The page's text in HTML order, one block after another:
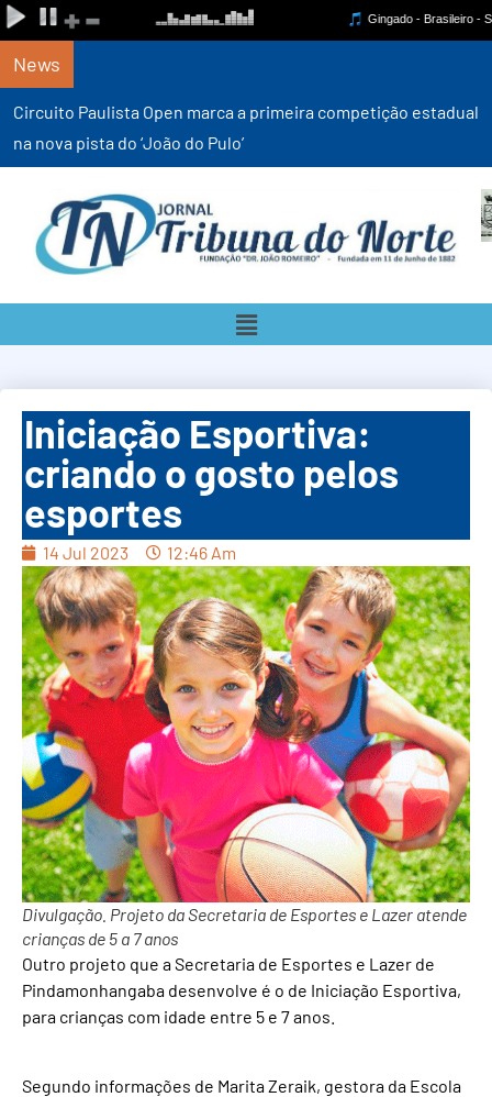
News
Circuito Paulista Open marca a primeira competição estadual
na nova pista do ‘João do Pulo’
Iniciação Esportiva:
criando o gosto pelos
esportes
14 Jul 2023 12:46 Am
Divulgação. Projeto da Secretaria de Esportes e Lazer atende
crianças de 5 a 7 anos
Outro projeto que a Secretaria de Esportes e Lazer de
Pindamonhangaba desenvolve é o de Iniciação Esportiva,
para crianças com idade entre 5 e 7 anos.
Segundo informações de Marita Zeraik, gestora da Escola